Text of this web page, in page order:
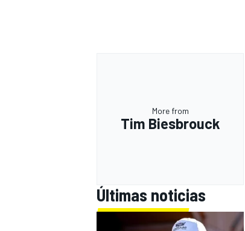
More from
Tim Biesbrouck
Últimas noticias